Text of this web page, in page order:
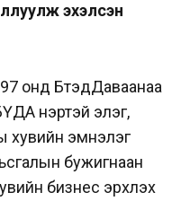
эхэлсэн
онд БүтэдДаваанаа
нэртэй элэг,
хувийн эмнэлэг
бужигнаан
бизнес эрхлэх